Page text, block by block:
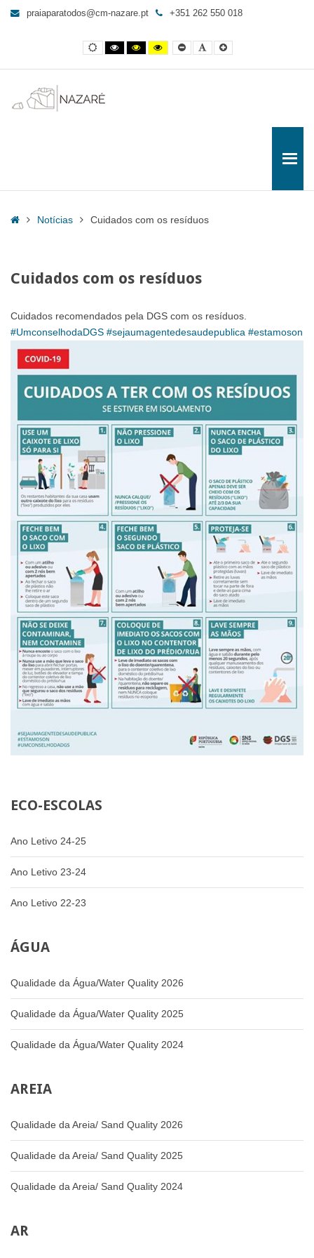
Cuidados
-
para
praiaparatodos@cm-nazare.pt +351 262 550 018
Contraste
normal
Contraste
preto
branco
Contraste
preto
amarelo
Yellow
and
contrast
Smaller
Font
Letra
por
Letra
maior
HomeNotícias Cuidados com os resíduos
Cuidados com os resíduos
Cuidados recomendados pela DGS com os resíduos.
#UmconselhodaDGS #sejaumagentedesaudepublica #estamoson
ECO-ESCOLAS
Ano Letivo 24-25
Ano Letivo 23-24
Ano Letivo 22-23
ÁGUA
Qualidade da Água/Water Quality 2026
Qualidade da Água/Water Quality 2025
Qualidade da Água/Water Quality 2024
AREIA
Qualidade da Areia/ Sand Quality 2026
Qualidade da Areia/ Sand Quality 2025
Qualidade da Areia/ Sand Quality 2024
AR